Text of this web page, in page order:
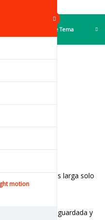
motion
Siguiente Tema
10 veces. Si es larga solo
por línea.
descartas.
abres la imagen guardada y